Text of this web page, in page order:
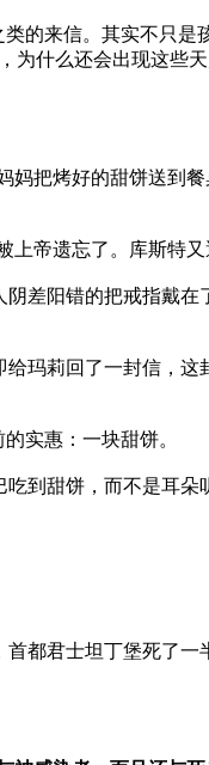
的来信。其实不只
什么还会出现这些
把烤好的甜饼送到
帝遗忘了。库斯特又
差阳错的把戒指戴
玛莉回了一封信，
实惠：一块甜饼。
到甜饼，而不是耳
都君士坦丁堡死了